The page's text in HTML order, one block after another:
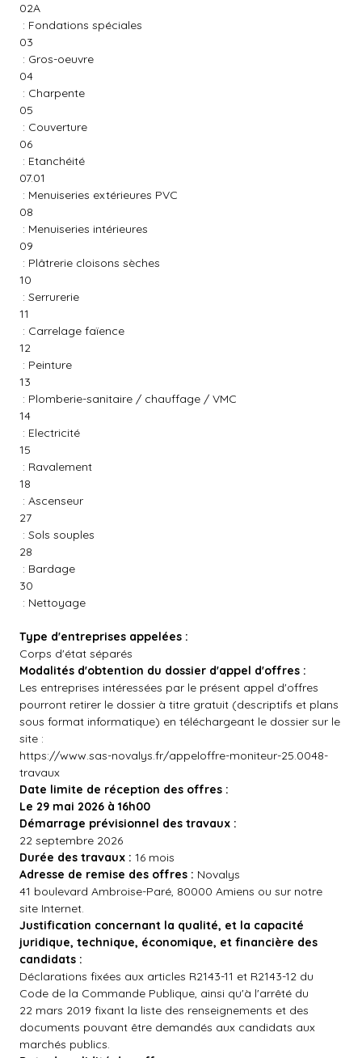
02A
: Fondations spéciales
03
: Gros-oeuvre
04
: Charpente
05
: Couverture
06
: Etanchéité
07.01
: Menuiseries extérieures PVC
08
: Menuiseries intérieures
09
: Plâtrerie cloisons sèches
10
: Serrurerie
11
: Carrelage faïence
12
: Peinture
13
: Plomberie-sanitaire / chauffage / VMC
14
: Electricité
15
: Ravalement
18
: Ascenseur
27
: Sols souples
28
: Bardage
30
: Nettoyage
Type d'entreprises appelées :
Corps d'état séparés
Modalités d'obtention du dossier d'appel d'offres :
Les entreprises intéressées par le présent appel d'offres
pourront retirer le dossier à titre gratuit (descriptifs et plans
sous format informatique) en téléchargeant le dossier sur le
site :
https://www.sas-novalys.fr/appeloffre-moniteur-25.0048-
travaux
Date limite de réception des offres :
Le 29 mai 2026 à 16h00
Démarrage prévisionnel des travaux :
22 septembre 2026
Durée des travaux : 16 mois
Adresse de remise des offres : Novalys
41 boulevard Ambroise-Paré, 80000 Amiens ou sur notre
site Internet.
Justification concernant la qualité, et la capacité
juridique, technique, économique, et financière des
candidats :
Déclarations fixées aux articles R2143-11 et R2143-12 du
Code de la Commande Publique, ainsi qu'à l'arrêté du
22 mars 2019 fixant la liste des renseignements et des
documents pouvant être demandés aux candidats aux
marchés publics.